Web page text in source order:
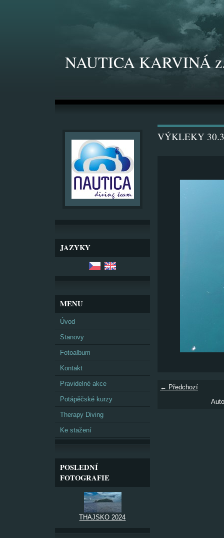
NAUTICA KARVINÁ
JAZYKY
MENU
Úvod
Stanovy
Fotoalbum
Kontakt
Pravidelné akce
Potápěčské kurzy
Therapy Diving
Ke stažení
POSLEDNÍ
FOTOGRAFIE
THAJSKO 2024
VÝKLEKY
← Předchozí